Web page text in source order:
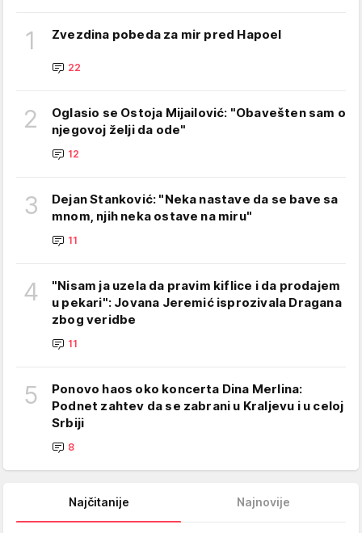
1 Zvezdina pobeda za mir pred Hapoel
22
2
Oglasio se Ostoja Mijailović: "Obavešten sam o
njegovoj želji da ode"
12
3
Dejan Stanković: "Neka nastave da se bave sa
mnom, njih neka ostave na miru"
11
4
"Nisam ja uzela da pravim kiflice i da prodajem
u pekari": Jovana Jeremić isprozivala Dragana
zbog veridbe
11
5
Ponovo haos oko koncerta Dina Merlina:
Podnet zahtev da se zabrani u Kraljevu i u celoj
Srbiji
8
Najčitanije Najnovije